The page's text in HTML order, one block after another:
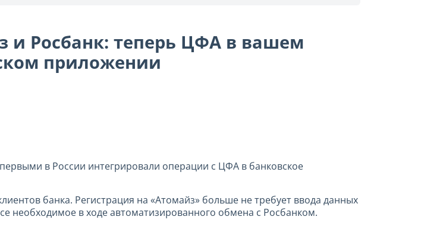
и Росбанк: теперь ЦФА в вашем
приложении
в России интегрировали операции с ЦФА в банковское
банка. Регистрация на «Атомайз» больше не требует ввода данных
необходимое в ходе автоматизированного обмена с Росбанком.